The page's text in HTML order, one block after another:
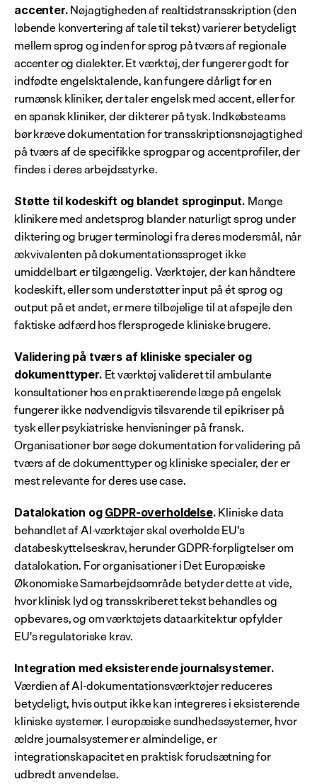
accenter. Nøjagtigheden af realtidstransskription (den
løbende konvertering af tale til tekst) varierer betydeligt
mellem sprog og inden for sprog på tværs af regionale
accenter og dialekter. Et værktøj, der fungerer godt for
indfødte engelsktalende, kan fungere dårligt for en
rumænsk kliniker, der taler engelsk med accent, eller for
en spansk kliniker, der dikterer på tysk. Indkøbsteams
bør kræve dokumentation for transskriptionsnøjagtighed
på tværs af de specifikke sprogpar og accentprofiler, der
findes i deres arbejdsstyrke.
Støtte til kodeskift og blandet sproginput. Mange
klinikere med andetsprog blander naturligt sprog under
diktering og bruger terminologi fra deres modersmål, når
ækvivalenten på dokumentationssproget ikke
umiddelbart er tilgængelig. Værktøjer, der kan håndtere
kodeskift, eller som understøtter input på ét sprog og
output på et andet, er mere tilbøjelige til at afspejle den
faktiske adfærd hos flersprogede kliniske brugere.
Validering på tværs af kliniske specialer og
dokumenttyper. Et værktøj valideret til ambulante
konsultationer hos en praktiserende læge på engelsk
fungerer ikke nødvendigvis tilsvarende til epikriser på
tysk eller psykiatriske henvisninger på fransk.
Organisationer bør søge dokumentation for validering på
tværs af de dokumenttyper og kliniske specialer, der er
mest relevante for deres use case.
Datalokation og GDPR-overholdelse. Kliniske data
behandlet af AI-værktøjer skal overholde EU's
databeskyttelseskrav, herunder GDPR-forpligtelser om
datalokation. For organisationer i Det Europæiske
Økonomiske Samarbejdsområde betyder dette at vide,
hvor klinisk lyd og transskriberet tekst behandles og
opbevares, og om værktøjets dataarkitektur opfylder
EU's regulatoriske krav.
Integration med eksisterende journalsystemer.
Værdien af AI-dokumentationsværktøjer reduceres
betydeligt, hvis output ikke kan integreres i eksisterende
kliniske systemer. I europæiske sundhedssystemer, hvor
ældre journalsystemer er almindelige, er
integrationskapacitet en praktisk forudsætning for
udbredt anvendelse.